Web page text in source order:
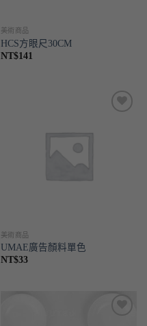
美術商品
HCS方眼尺30CM
NT$141
美術商品
UMAE廣告顏料單色
NT$33